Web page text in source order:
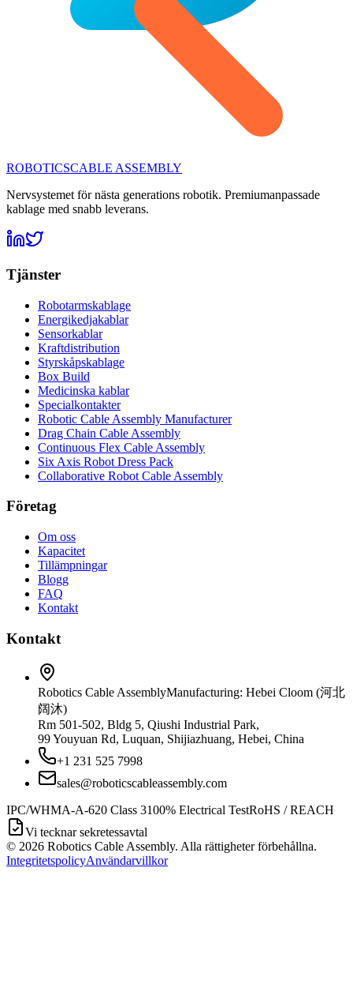
ROBOTICSCABLE ASSEMBLY
Nervsystemet för nästa generations robotik. Premiumanpassade
kablage med snabb leverans.
Tjänster
Robotarmskablage
Energikedjakablar
Sensorkablar
Kraftdistribution
Styrskåpskablage
Box Build
Medicinska kablar
Specialkontakter
Robotic Cable Assembly Manufacturer
Drag Chain Cable Assembly
Continuous Flex Cable Assembly
Six Axis Robot Dress Pack
Collaborative Robot Cable Assembly
Företag
Om oss
Kapacitet
Tillämpningar
Blogg
FAQ
Kontakt
Kontakt
Robotics Cable AssemblyManufacturing: Hebei Cloom (河北
阔沐)
Rm 501-502, Bldg 5, Qiushi Industrial Park,
99 Youyuan Rd, Luquan, Shijiazhuang, Hebei, China
+1 231 525 7998
sales@roboticscableassembly.com
IPC/WHMA-A-620 Class 3100% Electrical TestRoHS / REACH
Vi tecknar sekretessavtal
© 2026 Robotics Cable Assembly. Alla rättigheter förbehållna.
IntegritetspolicyAnvändarvillkor